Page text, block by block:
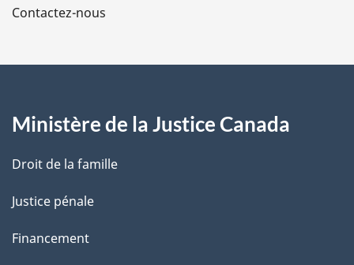
a
e
Contactez-nous
Ministère de la Justice Canada
Droit de la famille
Justice pénale
Financement